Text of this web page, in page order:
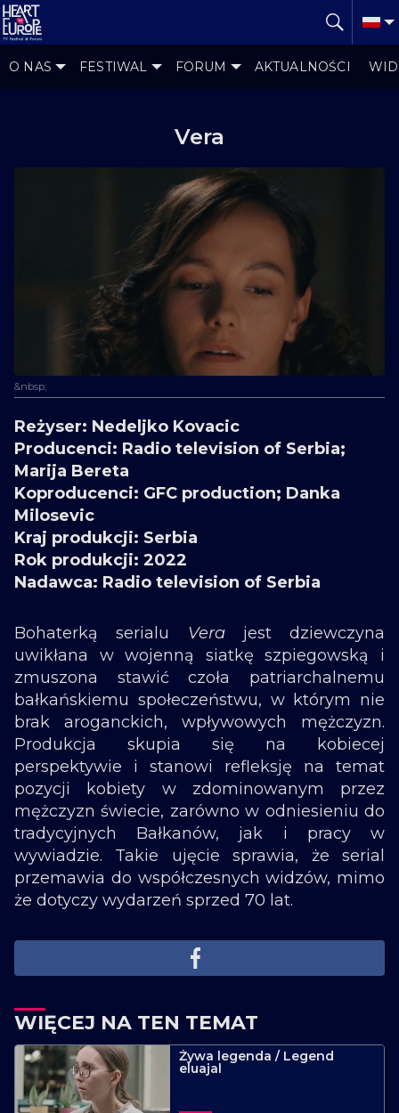
O NAS FESTIWAL FORUM AKTUALNOŚCI
Vera
&nbsp;
Reżyser: Nedeljko Kovacic
Producenci: Radio television of Serbia;
Marija Bereta
Koproducenci: GFC production; Danka
Milosevic
Kraj produkcji: Serbia
Rok produkcji: 2022
Nadawca: Radio television of Serbia
Bohaterką serialu Vera jest dziewczyna
uwikłana w wojenną siatkę szpiegowską i
zmuszona stawić czoła patriarchalnemu
bałkańskiemu społeczeństwu, w którym nie
brak aroganckich, wpływowych mężczyzn.
Produkcja skupia się na kobiecej
perspektywie i stanowi refleksję na temat
pozycji kobiety w zdominowanym przez
mężczyzn świecie, zarówno w odniesieniu do
tradycyjnych Bałkanów, jak i pracy w
wywiadzie. Takie ujęcie sprawia, że serial
przemawia do współczesnych widzów, mimo
że dotyczy wydarzeń sprzed 70 lat.
WIĘCEJ NA TEN TEMAT
Żywa legenda / Legend
eluajal